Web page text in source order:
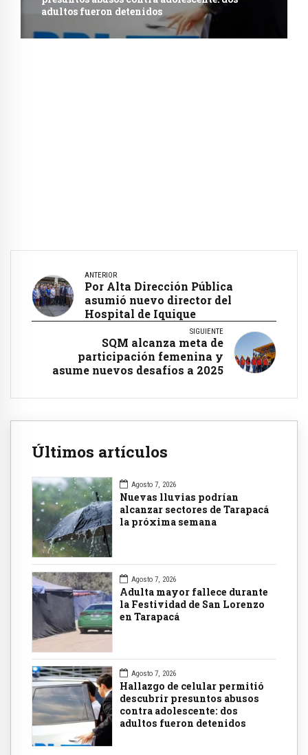
adultos fueron detenidos
ANTERIOR
Por Alta Dirección Pública
asumió nuevo director del
Hospital de Iquique
SIGUIENTE
SQM alcanza meta de
participación femenina y
asume nuevos desafíos a 2025
Últimos artículos
Agosto 7, 2026
Nuevas lluvias podrían
alcanzar sectores de Tarapacá
la próxima semana
Agosto 7, 2026
Adulta mayor fallece durante
la Festividad de San Lorenzo
en Tarapacá
Agosto 7, 2026
Hallazgo de celular permitió
descubrir presuntos abusos
contra adolescente: dos
adultos fueron detenidos